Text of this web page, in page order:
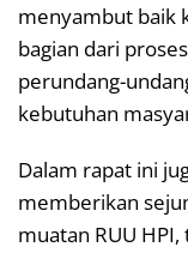
menyambut baik
bagian dari
perundang-
kebutuhan
Dalam rapat ini
memberikan
muatan RUU